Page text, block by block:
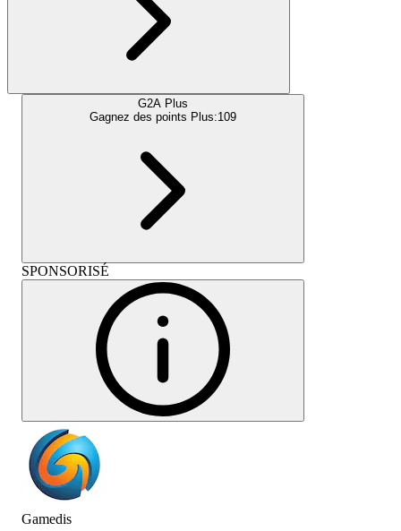
G2A Plus
Gagnez des points Plus:109
SPONSORISÉ
Gamedis